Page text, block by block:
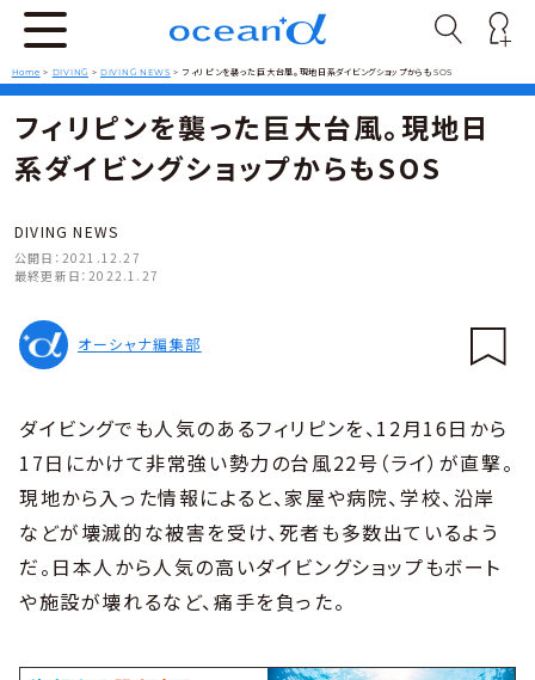
Home > DIVING >DIVING NEWS > フィリピンを襲った巨大台風。現地日系ダイビングショップからもSOS
フィリピンを襲った巨大台風。現地日
系ダイビングショップからもSOS
DIVING NEWS
公開日： 2021.12.27
最終更新日： 2022.1.27
オーシャナ編集部
ダイビングでも人気のあるフィリピンを、12月16日から
17日にかけて非常強い勢力の台風22号（ライ）が直撃。
現地から入った情報によると、家屋や病院、学校、沿岸
などが壊滅的な被害を受け、死者も多数出ているよう
だ。日本人から人気の高いダイビングショップもボート
や施設が壊れるなど、痛手を負った。